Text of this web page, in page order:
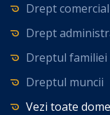
Drept
Drept
Dreptul familiei
Dreptul muncii
Vezi toate